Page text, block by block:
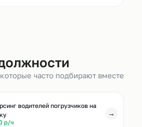
часто подбирают вместе
водителей погрузчиков на
р/ч
→